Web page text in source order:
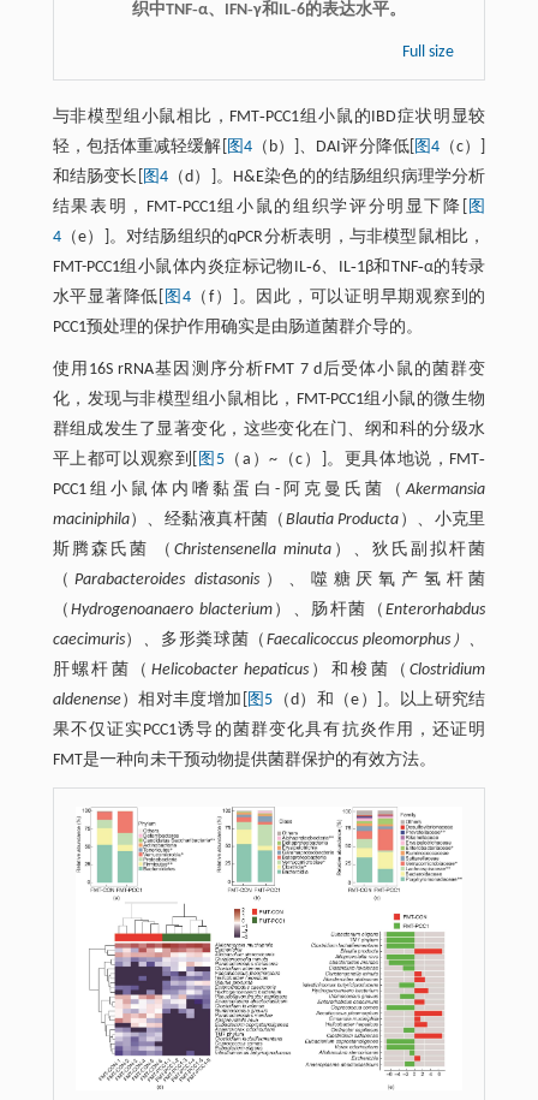
织中TNF‐α、IFN‐γ和IL‐6的表达水平。
Full size
与非模型组小鼠相比，FMT‐PCC1组小鼠的IBD症状明显较
轻，包括体重减轻缓解[ 图4（b）]、DAI评分降低[ 图4 （c）]
和结肠变长[ 图4（d）]。H&E染色的的结肠组织病理学分析
结果表明，FMT‐PCC1组小鼠的组织学评分明显下降[ 图
4（e）]。对结肠组织的qPCR分析表明，与非模型鼠相比，
FMT-PCC1组小鼠体内炎症标记物IL‐6、IL‐1β和TNF‐α的转录
水平显著降低[ 图4（f）]。因此，可以证明早期观察到的
PCC1预处理的保护作用确实是由肠道菌群介导的。
使用16S rRNA基因测序分析FMT 7 d后受体小鼠的菌群变
化，发现与非模型组小鼠相比，FMT-PCC1组小鼠的微生物
群组成发生了显著变化，这些变化在门、纲和科的分级水
平上都可以观察到[ 图5（a）~（c）]。更具体地说，FMT‐
PCC1组小鼠体内嗜黏蛋白-阿克曼氏菌（Akermansia
maciniphila）、经黏液真杆菌（ Blautia Producta ）、小克里
斯腾森氏菌 （Christensenella minuta）、狄氏副拟杆菌
（Parabacteroides distasonis ）、噬糖厌氧产氢杆菌
（Hydrogenoanaero blacterium）、肠杆菌（Enterorhabdus
caecimuris） 、 多形粪球菌（Faecalicoccus pleomorphus）、
肝螺杆菌（ Helicobacter hepaticus ）和梭菌（Clostridium
aldenense）相对丰度增加[ 图5 （d）和（e）]。以上研究结
果不仅证实PCC1诱导的菌群变化具有抗炎作用，还证明
FMT是一种向未干预动物提供菌群保护的有效方法。